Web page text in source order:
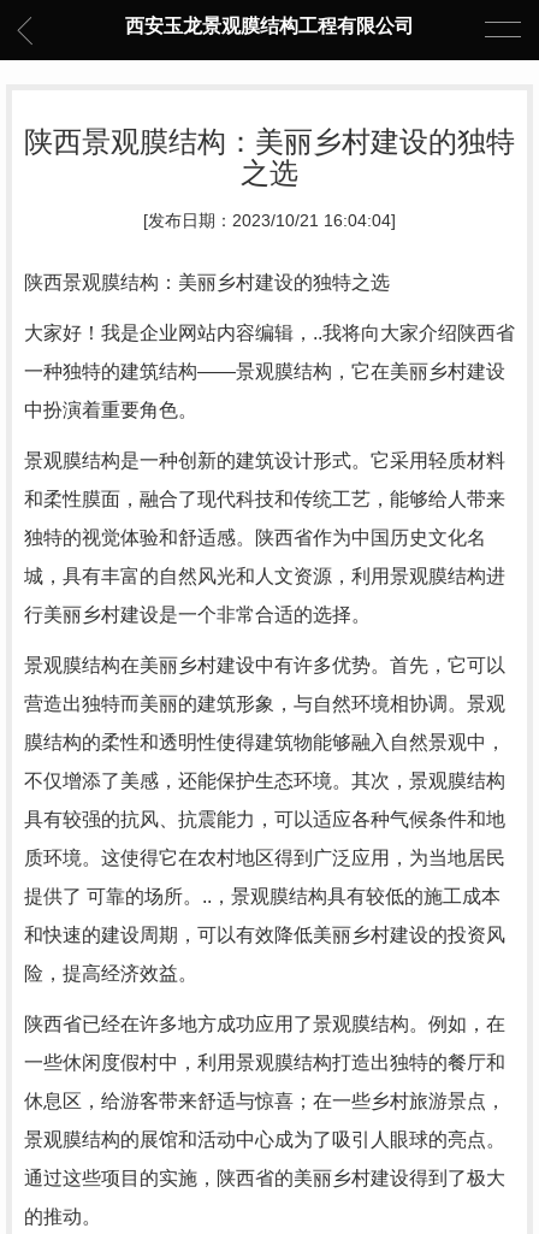
西安玉龙景观膜结构工程有限公司
陕西景观膜结构：美丽乡村建设的独特
之选
[发布日期：2023/10/21 16:04:04]
陕西景观膜结构：美丽乡村建设的独特之选
大家好！我是企业网站内容编辑，..我将向大家介绍陕西省
一种独特的建筑结构——景观膜结构，它在美丽乡村建设
中扮演着重要角色。
景观膜结构是一种创新的建筑设计形式。它采用轻质材料
和柔性膜面，融合了现代科技和传统工艺，能够给人带来
独特的视觉体验和舒适感。陕西省作为中国历史文化名
城，具有丰富的自然风光和人文资源，利用景观膜结构进
行美丽乡村建设是一个非常合适的选择。
景观膜结构在美丽乡村建设中有许多优势。首先，它可以
营造出独特而美丽的建筑形象，与自然环境相协调。景观
膜结构的柔性和透明性使得建筑物能够融入自然景观中，
不仅增添了美感，还能保护生态环境。其次，景观膜结构
具有较强的抗风、抗震能力，可以适应各种气候条件和地
质环境。这使得它在农村地区得到广泛应用，为当地居民
提供了 可靠的场所。..，景观膜结构具有较低的施工成本
和快速的建设周期，可以有效降低美丽乡村建设的投资风
险，提高经济效益。
陕西省已经在许多地方成功应用了景观膜结构。例如，在
一些休闲度假村中，利用景观膜结构打造出独特的餐厅和
休息区，给游客带来舒适与惊喜；在一些乡村旅游景点，
景观膜结构的展馆和活动中心成为了吸引人眼球的亮点。
通过这些项目的实施，陕西省的美丽乡村建设得到了极大
的推动。